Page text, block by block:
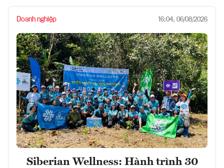
Doanh nghiệp 16:04, 06/08/2026
Siberian Wellness: Hành trình 30